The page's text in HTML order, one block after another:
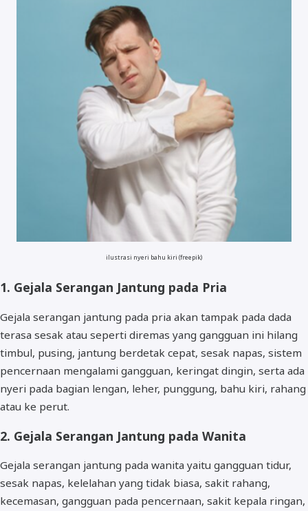
ilustrasi nyeri bahu kiri (freepik)
1. Gejala Serangan Jantung pada Pria
Gejala serangan jantung pada pria akan tampak pada dada
terasa sesak atau seperti diremas yang gangguan ini hilang
timbul, pusing, jantung berdetak cepat, sesak napas, sistem
pencernaan mengalami gangguan, keringat dingin, serta ada
nyeri pada bagian lengan, leher, punggung, bahu kiri, rahang
atau ke perut.
2. Gejala Serangan Jantung pada Wanita
Gejala serangan jantung pada wanita yaitu gangguan tidur,
sesak napas, kelelahan yang tidak biasa, sakit rahang,
kecemasan, gangguan pada pencernaan, sakit kepala ringan,